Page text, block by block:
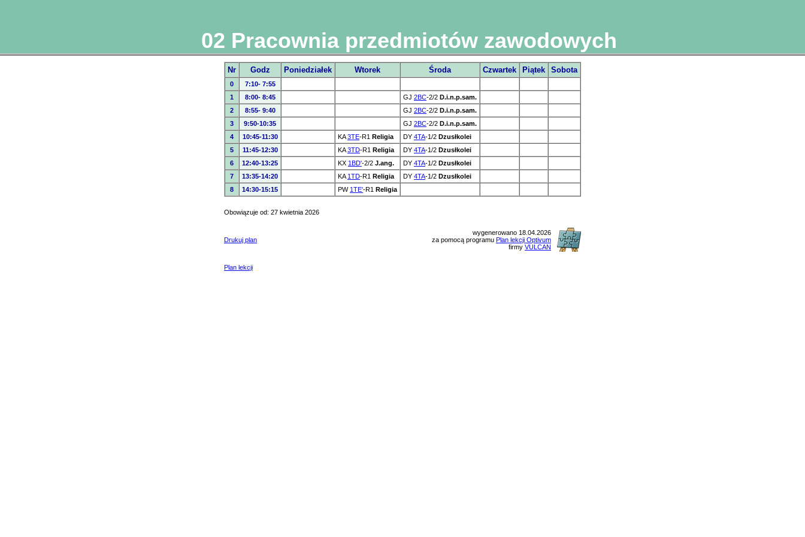
02 Pracownia przedmiotów zawodowych
Nr Godz Poniedziałek Wtorek Środa Czwartek Piątek Sobota
0
7:10- 7:55
1
8:00- 8:45 GJ 2BC-2/2 D.i.n.p.sam.
2
8:55- 9:40 GJ 2BC-2/2 D.i.n.p.sam.
3
9:50-10:35 GJ 2BC-2/2 D.i.n.p.sam.
4
10:45-11:30 KA 3TE-R1 Religia DY 4TA-1/2 Dzusłkolei
5
11:45-12:30 KA 3TD-R1 Religia DY 4TA-1/2 Dzusłkolei
6
12:40-13:25 KX 1BD'-2/2 J.ang. DY 4TA-1/2 Dzusłkolei
7
13:35-14:20 KA 1TD-R1 Religia DY 4TA-1/2 Dzusłkolei
8
14:30-15:15 PW 1TE'-R1 Religia
Obowiązuje od: 27 kwietnia 2026
Drukuj plan
wygenerowano 18.04.2026
za pomocą programu Plan lekcji Optivum
firmy VULCAN
Plan lekcji